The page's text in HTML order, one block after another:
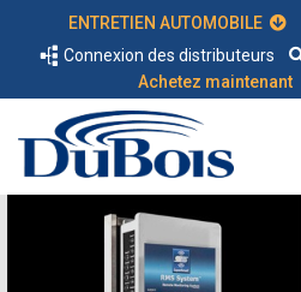
Connexion des distributeurs
Achetez maintenant